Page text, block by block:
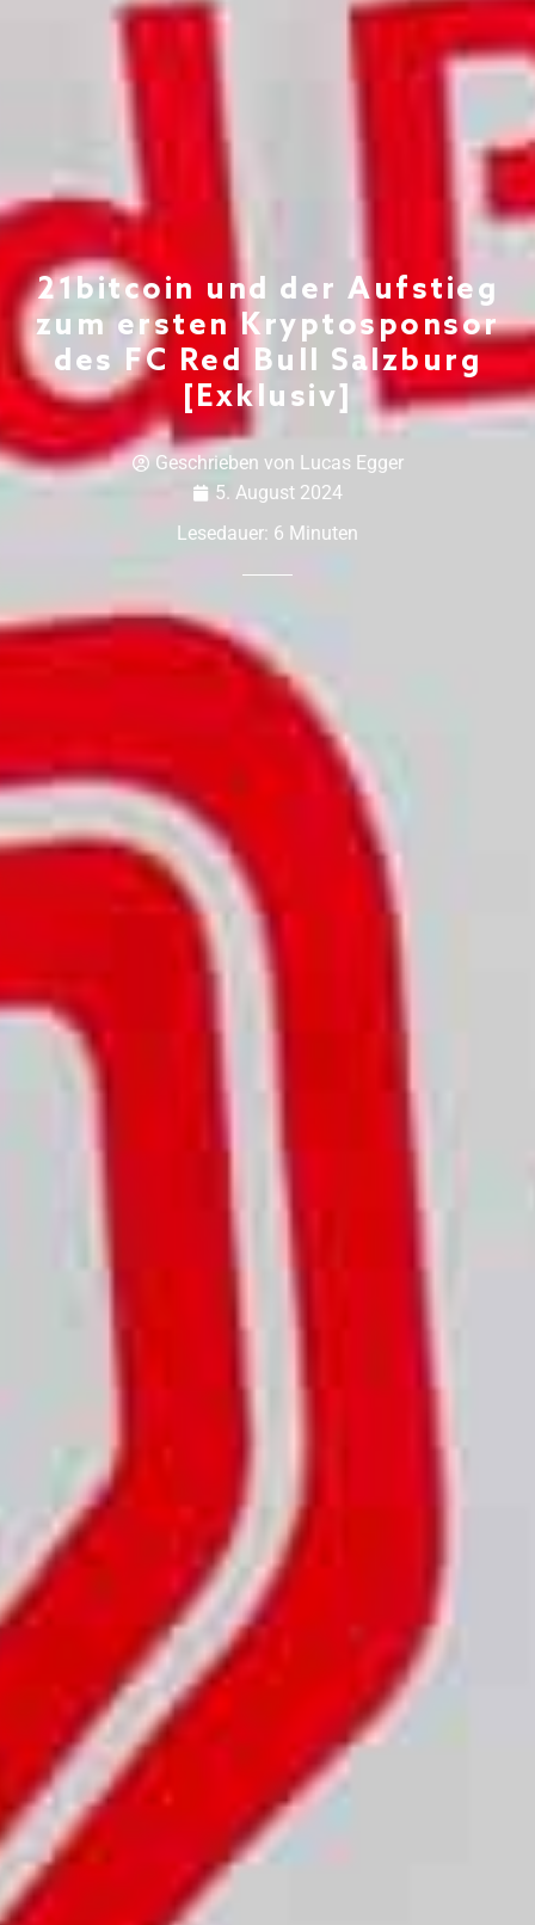
21bitcoin und der Aufstieg
zum ersten Kryptosponsor
des FC Red Bull Salzburg
[Exklusiv]
Geschrieben von Lucas Egger
5. August 2024
Lesedauer: 6 Minuten